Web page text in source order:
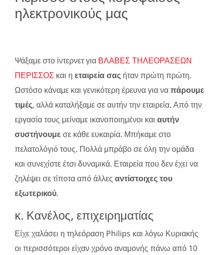
ηλεκτρονικούς μας
Ψάξαμε στο ίντερνετ για ΒΛΑΒΕΣ ΤΗΛΕΟΡΑΣΕΩΝ
ΠΕΡΙΣΣΟΣ και η εταιρεία σας ήταν πρώτη πρώτη.
Ωστόσο κάναμε και γενικότερη έρευνα για ναπάρουμε
τιμές, αλλά καταλήξαμε σε αυτήν την εταιρεία. Από την
εργασία τους μείναμε ικανοποιημένοι και αυτήν
συστήνουμε σε κάθε ευκαιρία. Μπήκαμε στο
πελατολόγιό τους. Πολλά μπράβο σε όλη την ομάδα
και συνεχίστε έτσι δυναμικά. Εταιρεία που δεν έχει να
ζηλέψει σε τίποτα από άλλες αντίστοιχες του
εξωτερικού.
κ. Κανέλος, επιχειρηματίας
Είχε χαλάσει η τηλεόραση Philips και λόγω Κυριακής
οι περισσότεροι είχαν χρόνο αναμονής πάνω από 10